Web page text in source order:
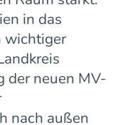
in das
wichtiger
der neuen MV-
nach außen